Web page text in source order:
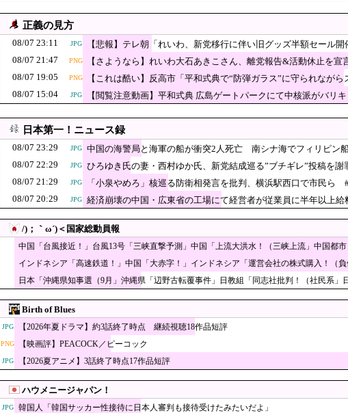
韓国人「ネイバーが4～6月期の売上高16.2％増で好調…ただし営業利益はわずかに減。AI
JPG 韓国陸軍の射撃訓練中だったK1E1戦車で火災、乗員は避難…エンジン
JPG 【東大】2年連続赤字へ 「貯金」数年で枯渇、研究者の削減不可避
JPG
韓国人「東南アジア各国が韓国サッカー協会による日
るがす深刻なスキャンダル‥」
【東スポ】 韓国サッカー協会 審判への性接待報道にＳＮＳ紛糾「徹
JPG 【速報】万年赤字のインドネシア新幹線。負債を埋め
FIFAとUEFAの争いが凄まじい泥沼状態に突入、UEFA
勢を崩さず……
PNG 【動画】熊本病院、地震の中での手術映像がヤバすぎる → 医療機器が
に世界中から絶賛の嵐
PNG 百田尚樹「今、日本という家は、自ら玄関を開けて招き入れた客によって家の中が無茶
【京都】女性の脳腫瘍摘出手術で誤って“腫瘍の無い部位”を摘出 脳幹など損傷受け“植
JPG 韓国人「ソン・フンミン、ワールドカップでまたも涙…監督運に恵まれず」→「あまり
【朗報】韓国人「日本の文化祭、教室にレールが敷いてある」
中国の「レアアース武器化」が裏目に、世界で重レアアース供給網の構築が加速－米メ
【サッカー】「“日本のイ・ガンイン”と呼ぶのも恥ずかしいレベル」“停滞”する久保建
JPG トランプ氏、「出産旅行」禁じる大統領令 米国籍取得を目的とした中国人らの渡米を問
JPG 中国企業Zbtlink製ルーター20機種にバックドア、外部から完全制御のお
PNG
【速報】熊本県知事、オールドメディアの被災者、遺
せられた」
辺野古の防犯カメラ画像を見た玉城デニー、「うまい
権者を呆れさせるコメントを……
PNG 【悲報】外国人グループ、田園都市線の橋脚にスプレーで落書きする
JPG 韓国人「その衝撃的な見た目から日本で話題になった
正義の見方
08/07 23:11
JPG
【悲報】テレ朝「れいわ、新党移行に伴い旧グッズ半額セール
08/07 21:47
PNG
【さようなら】れいわ大石あきこさん、離党報告&活動休止を宣
08/07 19:05
PNG
【これは酷い】反高市「平和式典で“防弾ガラス”に守られなが
ツッコミ多数「石破さんの時からだよ」
08/07 15:04 JPG 【閲覧注意動画】平和式典 広島ゲートパークにて中核派がバリ
日本第一！ニュース録
08/07 23:29
JPG
中国の海警局と海軍の船が衝突2人死亡 南シナ海でフィリピン
08/07 22:29
JPG
ひろゆき氏の妻・西村ゆか氏、新党結成巡る”ブチギレ”投稿を
08/07 21:29
JPG
「小泉やめろ」核巡る防衛相発言を批判、横浜駅西口で市民ら
08/07 20:29
JPG 経済崩壊の中国・広東省の工場にて経営者が従業員に半年以上
/)；｀ω´)＜国家総動員報
中国「台風接近！」台風13号「三峡直撃予測」中国「上流大洪水！（三峡上流」中国都
（震え声」→
インドネシア「高速鉄道！」中国「大赤字！」インドネシア「運営会社の株式購入！（
質中止」→
日本「沖縄県知事選（9月」沖縄県「辺野古転覆事件」日教組「同志社批判！（社民系
Birth of Blues
JPG 【2026年夏ドラマ】約3話終了時点 継続視聴18作品短評
PNG 【映画評】PEACOCK／ピーコック
JPG 【2026夏アニメ】3話終了時点17作品短評
ハウメニージャパン！
JPG 韓国人「韓国サッカー性接待に日本人審判も接待受けたみたいだよ」